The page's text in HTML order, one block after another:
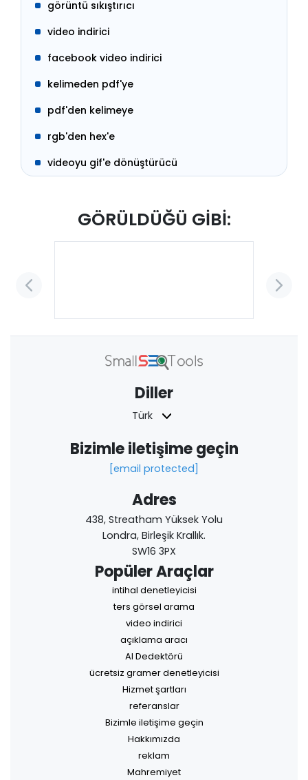
görüntü sıkıştırıcı
video indirici
facebook video indirici
kelimeden pdf'ye
pdf'den kelimeye
rgb'den hex'e
videoyu gif'e dönüştürücü
GÖRÜLDÜĞÜ GİBİ:
Diller
Türk
Bizimle iletişime geçin
[email protected]
Adres
438, Streatham Yüksek Yolu
Londra, Birleşik Krallık.
SW16 3PX
Popüler Araçlar
intihal denetleyicisi
ters görsel arama
video indirici
açıklama aracı
AI Dedektörü
ücretsiz gramer denetleyicisi
Hizmet şartları
referanslar
Bizimle iletişime geçin
Hakkımızda
reklam
Mahremiyet